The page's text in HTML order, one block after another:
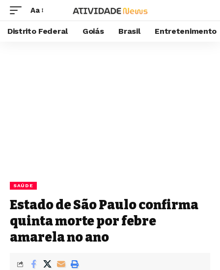
Aa
Distrito Federal Goiás Brasil Entretenimento
SAÚDE
Estado de São Paulo confirma
quinta morte por febre
amarela no ano